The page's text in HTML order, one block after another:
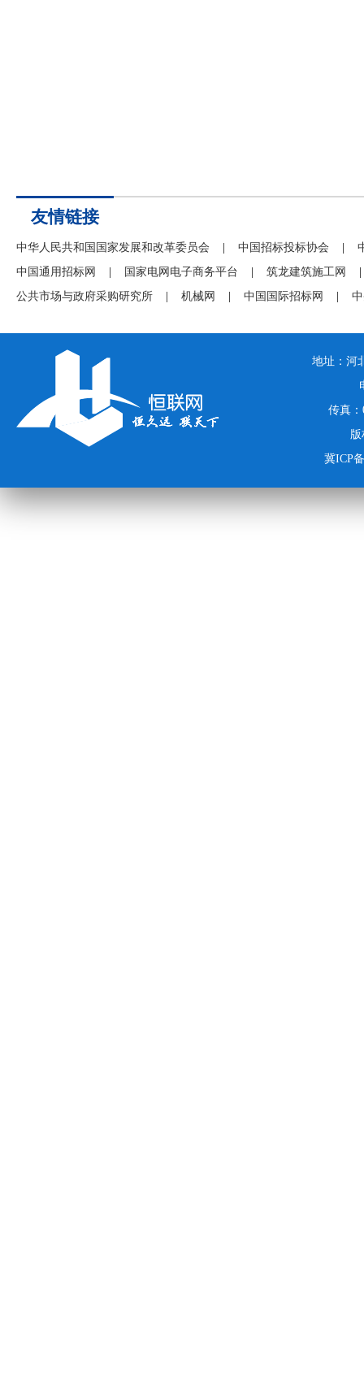
友情链接
中华人民共和国国家发展和改革委员会 中国招标投标协会
中国通用招标网
国家电网电子商务平台 筑龙建筑施工网
公共市场与政府采购研究所
机械网 中国国际招标网
地址：河
传真
冀ICP